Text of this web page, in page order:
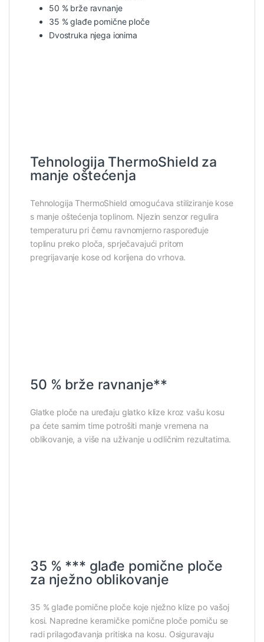
50 % brže ravnanje
35 % glađe pomične ploče
Dvostruka njega ionima
Tehnologija ThermoShield za
manje oštećenja
Tehnologija ThermoShield omogućava stiliziranje kose
s manje oštećenja toplinom. Njezin senzor regulira
temperaturu pri čemu ravnomjerno raspoređuje
toplinu preko ploča, sprječavajući pritom
pregrijavanje kose od korijena do vrhova.
50 % brže ravnanje**
Glatke ploče na uređaju glatko klize kroz vašu kosu
pa ćete samim time potrošiti manje vremena na
oblikovanje, a više na uživanje u odličnim rezultatima.
35 % *** glađe pomične ploče
za nježno oblikovanje
35 % glađe pomične ploče koje nježno klize po vašoj
kosi. Napredne keramičke pomične ploče pomiču se
radi prilagođavanja pritiska na kosu. Osiguravaju